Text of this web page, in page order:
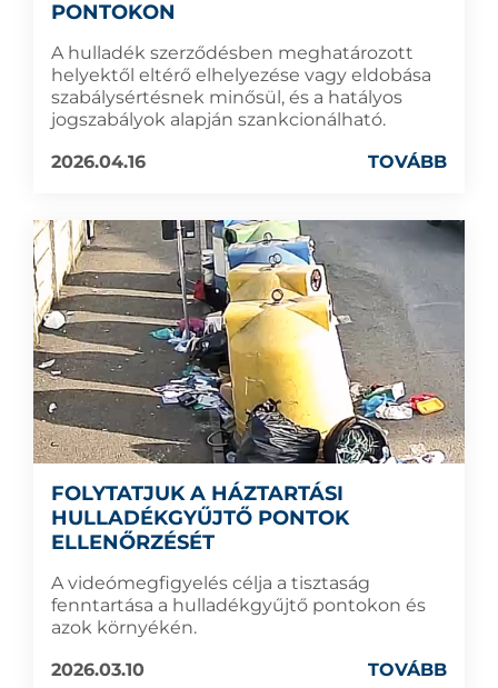
PONTOKON
A hulladék szerződésben meghatározott
helyektől eltérő elhelyezése vagy eldobása
szabálysértésnek minősül, és a hatályos
jogszabályok alapján szankcionálható.
2026.04.16
TOVÁBB
FOLYTATJUK A HÁZTARTÁSI
HULLADÉKGYŰJTŐ PONTOK
ELLENŐRZÉSÉT
A videómegfigyelés célja a tisztaság
fenntartása a hulladékgyűjtő pontokon és
azok környékén.
2026.03.10
TOVÁBB